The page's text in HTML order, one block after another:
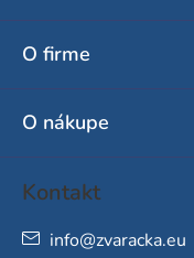
O firme
O nákupe
Kontakt
info@zvaracka.eu